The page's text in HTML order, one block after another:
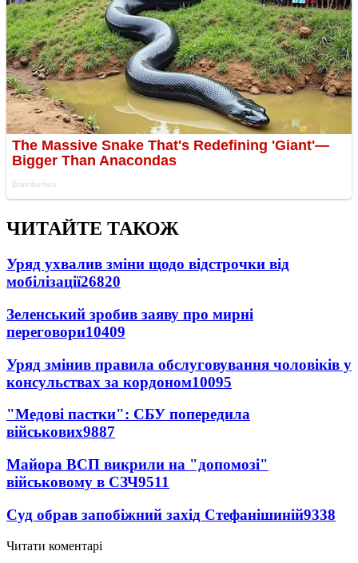
ЧИТАЙТЕ ТАКОЖ
Уряд ухвалив зміни щодо відстрочки від
мобілізації26820
Зеленський зробив заяву про мирні
переговори10409
Уряд змінив правила обслуговування чоловіків у
консульствах за кордоном10095
"Медові пастки": СБУ попередила
військових9887
Майора ВСП викрили на "допомозі"
військовому в СЗЧ9511
Суд обрав запобіжний захід Стефанішиній9338
Читати коментарі